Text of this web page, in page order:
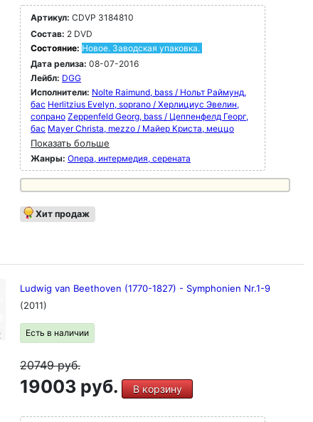
Артикул: CDVP 3184810
Состав: 2 DVD
Состояние: Новое. Заводская упаковка.
Дата релиза: 08-07-2016
Лейбл: DGG
Исполнители: Nolte Raimund, bass / Нольт Раймунд,
бас Herlitzius Evelyn, soprano / Херлициус Эвелин,
сопрано Zeppenfeld Georg, bass / Цеппенфелд Георг,
бас Mayer Christa, mezzo / Майер Криста, меццо
Показать больше
Жанры: Опера, интермедия, серената
Хит продаж
Ludwig van Beethoven (1770-1827) - Symphonien Nr.1-9
(2011)
Есть в наличии
20749руб.
19003 руб. В корзину